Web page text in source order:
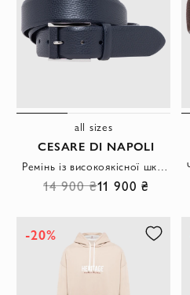
all sizes
CESARE DI NAPOLI
Ремінь із високоякісної шкіри із зернистою фактурою у глибокому темно-синьому кольорі
14 900 ₴11 900 ₴
-20%